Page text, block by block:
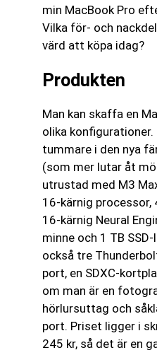
min MacBook Pro
Vilka för- och
värd att köpa idag?
Produkten
Man kan skaffa en
olika
tummare i den nya
(som mer lutar åt
utrustad med M3
16‑kärnig processor,
16‑kärnig Neural
minne och 1 TB
också tre
port, en SDXC-
om man är en
hörlursuttag och
port. Priset ligger i
245 kr, så det är en